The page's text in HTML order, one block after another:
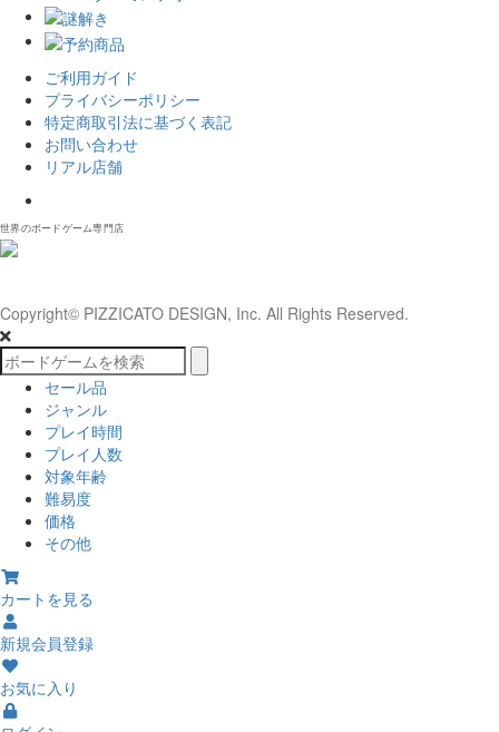
ご利用ガイド
プライバシーポリシー
特定商取引法に基づく表記
お問い合わせ
リアル店舗
世界のボードゲーム専門店
Copyright© PIZZICATO DESIGN, Inc. All Rights Reserved.
セール品
ジャンル
プレイ時間
プレイ人数
対象年齢
難易度
価格
その他
カートを見る
新規会員登録
お気に入り